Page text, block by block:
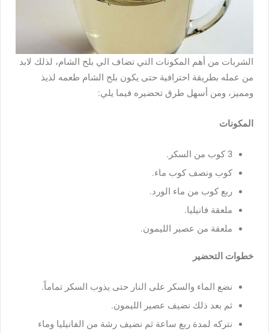
الشربات من أهم المكونات التي تضاف الي بلح الشام، لذلك لابد
من عمله بطريقة احترافية حتى يكون بلح الشام طعمه لذيذ
ومميز، ومن أسهل طرق تحضيره فيما يلي:
المكونات
3 كوب من السكر.
كوب ونصف كوب ماء.
ربع كوب من ماء الورد.
ملعقة فانيليا.
ملعقة من عصير الليمون.
خطوات التحضير
نضع الماء والسكر على النار حتى يذوب السكر تماماً.
ثم بعد ذلك نضيف عصير الليمون.
نتركه لمدة ربع ساعة ثم نضيف رشة من الفانيليا وماء